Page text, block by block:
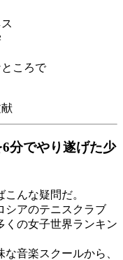
ころで
分でやり遂げた少
んな疑問だ。
シアのテニスクラブ
くの女子世界ランキン
音楽スクールから、